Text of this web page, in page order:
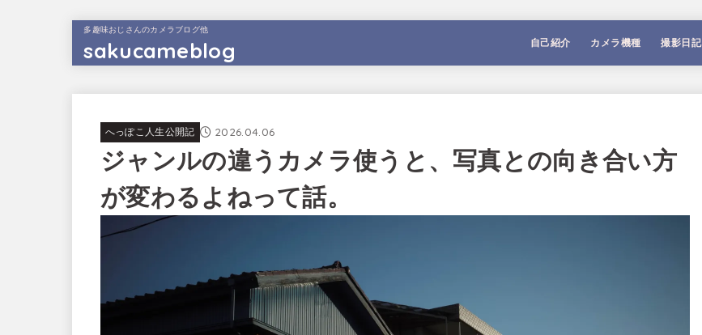
多趣味おじさんのカメラブログ他
sakucameblog 自己紹介 カメラ機種 撮影日記
へっぽこ人生公開記 2026.04.06
ジャンルの違うカメラ使うと、写真との向き合い方
が変わるよねって話。